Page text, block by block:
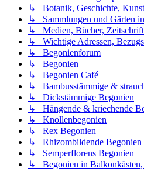
↳ Botanik, Geschichte,
↳ Sammlungen und Gärten
↳ Medien, Bücher,
↳ Wichtige Adressen,
↳ Begonienforum
↳ Begonien
↳ Begonien Café
↳ Bambusstämmige &
↳ Dickstämmige Begonien
↳ Hängende & kriechende
↳ Knollenbegonien
↳ Rex Begonien
↳ Rhizombildende Begonien
↳ Semperflorens Begonien
↳ Begonien in